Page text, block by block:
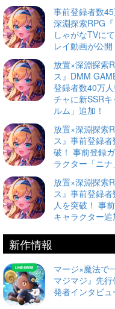
事前登録者数
深淵探索RPG
しゃがなTVに
レイ動画が公開
放置×深淵探索
ス』DMM
登録者数40万
チャに新SSR
ルム」追加！
放置×深淵探索
ス』事前登録
破！ 事前登録
ラクター「ニナ
放置×深淵探索
ス』事前登録
人を突破！ 事
キャラクター追
新作情報
マージ×魔法で
マジマジ』先
発者インタビュ